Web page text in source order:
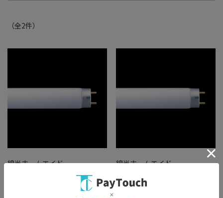
（全2件）
綿半ホームエイド
補虫器用誘引ランプ FL30S・
綿半ホームエイド
補虫器用誘引ランプ FL6BL